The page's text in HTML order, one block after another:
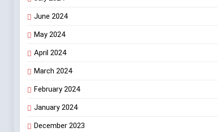
June 2024
May 2024
April 2024
March 2024
February 2024
January 2024
December 2023